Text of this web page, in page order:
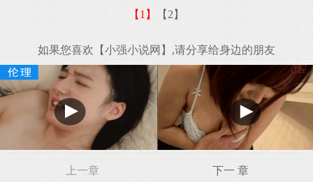
【1】 【2】
如果您喜欢【小强小说网】,请分享给身边的朋友
上一章 下一 章